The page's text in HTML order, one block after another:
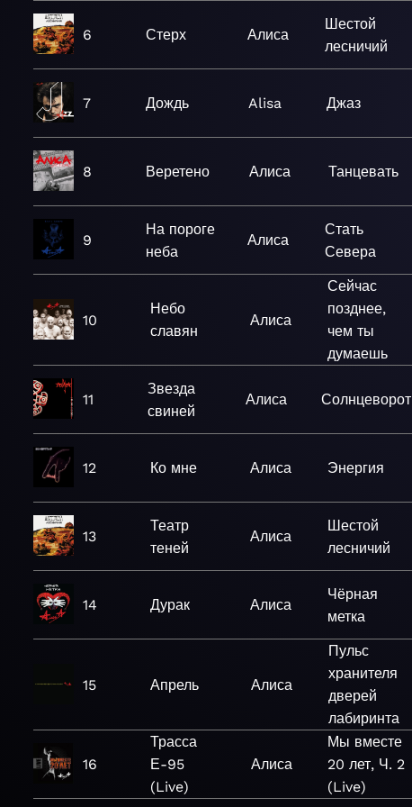
6 Стерх Алиса
Шестой
лесничий
7 Дождь Alisa Джаз
8 Веретено Алиса Танцевать
9
На пороге
неба
Алиса
Стать
Севера
10
Небо
славян
Алиса
Сейчас
позднее,
чем ты
думаешь
11
Звезда
свиней
Алиса Солнцеворот
12 Ко мне Алиса Энергия
13
Театр
теней
Алиса
Шестой
лесничий
14 Дурак Алиса
Чёрная
метка
15 Апрель Алиса
Пульс
хранителя
дверей
лабиринта
16
Трасса
Е-95
(Live)
Алиса
Мы вместе
20 лет, Ч. 2
(Live)